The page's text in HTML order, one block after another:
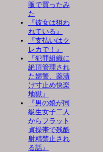
販で買ったみ
た
『彼女は狙わ
れている』
『支払いはク
レカで！』
『犯罪組織に
絶頂管理され
た婦警、薬漬
け寸止め快楽
地獄』
『男の娘が同
級生女子二人
からフラット
貞操帯で残酷
射精禁止され
る話』